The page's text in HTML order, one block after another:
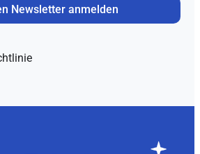
Newsletter anmelden